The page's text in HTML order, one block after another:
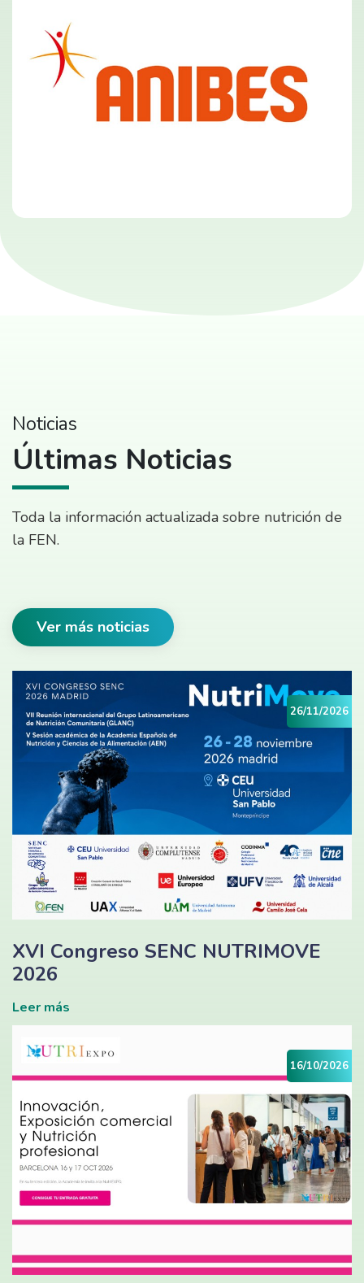
Noticias
Últimas Noticias
Toda la información actualizada sobre nutrición de
la FEN.
Ver más noticias
26/11/2026
XVI Congreso SENC NUTRIMOVE
2026
Leer más
16/10/2026